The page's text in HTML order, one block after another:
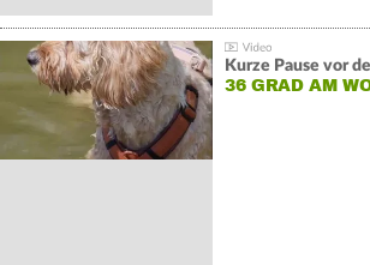
Kurze Pause vor
36 GRAD AM